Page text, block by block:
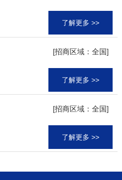
了解更多 >>
[招商区域：全国]
了解更多 >>
[招商区域：全国]
了解更多 >>